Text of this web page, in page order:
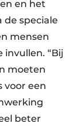
en het
de speciale
mensen
“Bij
moeten
voor een
beter